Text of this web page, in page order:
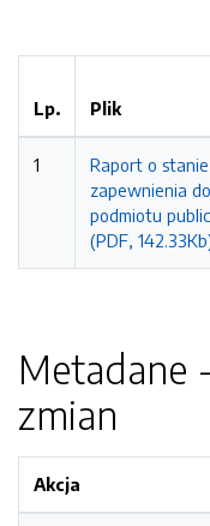
Lp. Plik
1
Raport o stanie
zapewnienia
podmiotu
(PDF,
Metadane
zmian
Akcja